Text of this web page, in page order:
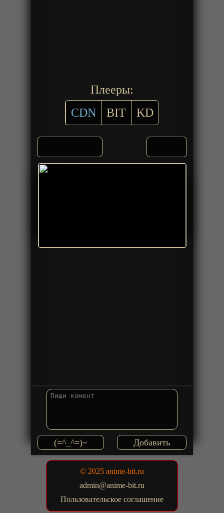
Плееры:
CDN
BIT KD
(=^_^=)~
© 2025 anime-bit.ru
admin@anime-bit.ru
Пользовательское соглашение